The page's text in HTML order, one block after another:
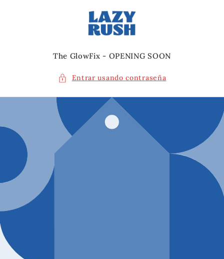
The GlowFix - OPENING SOON
Entrar usando contraseña